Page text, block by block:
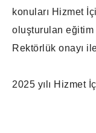
konuları Hizmet
oluşturulan eğitim
Rektörlük onayı
2025 yılı Hizmet